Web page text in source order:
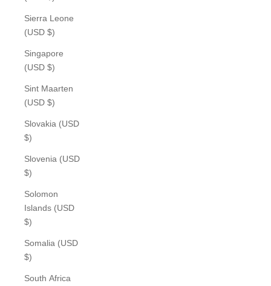
Sierra Leone
(USD $)
Singapore
(USD $)
Sint Maarten
(USD $)
Slovakia (USD
$)
Slovenia (USD
$)
Solomon
Islands (USD
$)
Somalia (USD
$)
South Africa